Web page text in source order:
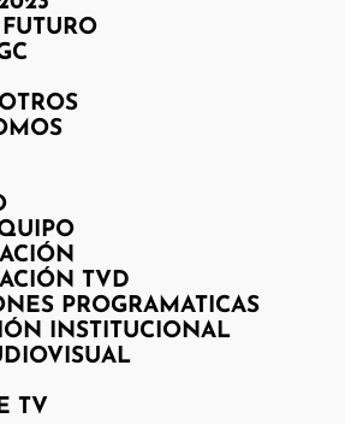
TVD
PROGRAMATICAS
INSTITUCIONAL
TV